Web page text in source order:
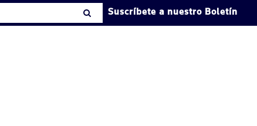
Suscríbete a nuestro Boletín